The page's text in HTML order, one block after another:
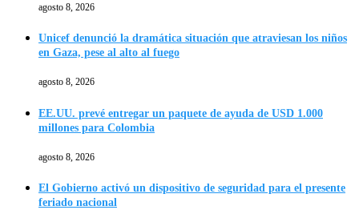
agosto 8, 2026
Unicef denunció la dramática situación que atraviesan los niños
en Gaza, pese al alto al fuego
agosto 8, 2026
EE.UU. prevé entregar un paquete de ayuda de USD 1.000
millones para Colombia
agosto 8, 2026
El Gobierno activó un dispositivo de seguridad para el presente
feriado nacional